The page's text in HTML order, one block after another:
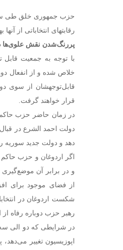
حزب جمهوری خلق طی
رقابتهای انتخاباتی از آنها
پررنگ‌شدن نقش علوی‌ها
با توجه به جمعیت
خلاص شده و از انفعال
قابل‌توجهشان از سوی
قرار خواهند گرفت.
در زمان حاضر حزب حاکم
دولت احمد الشرع در
دهد و دولت جدید سوریه
اگر اردوغان و حزب حاکم
و در برابر آن
از فضای موجود برای
شکست اردوغان در
رهبر حزب دوباره رفاه از
در شرایطی که دو الی سه